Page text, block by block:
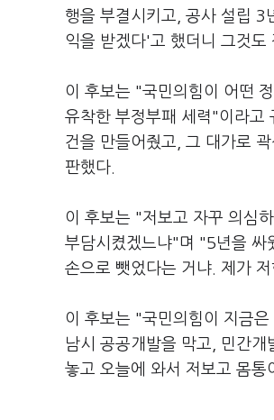
행을 부결시키고, 공사 설립 3
익을 받겠다'고 했더니 그것도
이 후보는 "국민의힘이 어떤
유착한 부정부패 세력"이라고
건을 만들어줬고, 그 대가로
판했다.
이 후보는 "저보고 자꾸 의심
부담시켰겠느냐"며 "5년을 싸
손으로 뺏었다는 거냐. 제가
이 후보는 "국민의힘이 지금
남시 공공개발을 막고, 민간
놓고 오늘에 와서 저보고 몸통